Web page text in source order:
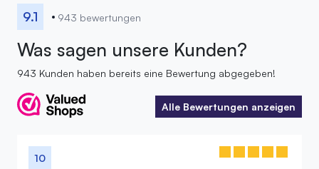
9.1 943 bewertungen
Was sagen unsere Kunden?
943 Kunden haben bereits eine Bewertung abgegeben!
Alle Bewertungen anzeigen
Alle Bewertungen anzeigen
10